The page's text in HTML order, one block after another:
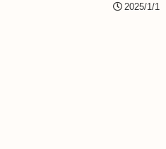
2025/1/1